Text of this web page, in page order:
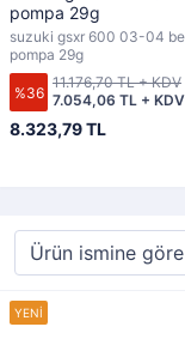
pompa 29g
suzuki gsxr 600 03-04
pompa 29g
%36
8.323,79 TL
7.054,06 TL + KDV
11.176,70 TL + KDV